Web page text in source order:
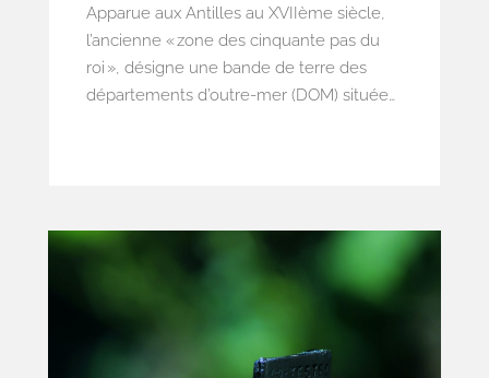
Apparue aux Antilles au XVIIème siècle,
l’ancienne « zone des cinquante pas du
roi », désigne une bande de terre des
départements d’outre-mer (DOM) située